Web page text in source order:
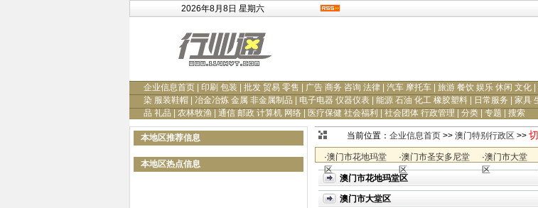
2026年8月8日 星期六
企业信息首页 印刷 包装 批发 贸易 零售 广告 商务 咨询 法律 汽车 摩托车 旅游 餐饮 娱乐 休闲 文化
染 服装鞋帽
冶金冶炼 金属 非金属制品 电子电器 仪器仪表 能源 石油 化工 橡胶塑料 日常服务 家具
品 礼品
农林牧渔 通信 邮政 计算机 网络 医疗保健 社会福利 社会团体 行政管理 分类 专题 搜索
本地区推荐信息
本地区热点信息
当前位置： 企业信息首页 >> 澳门特别行政区 >>
·澳门市花地玛堂
区
·澳门市圣安多尼堂
区
·澳门市大堂
区
澳门市花地玛堂区
澳门市大堂区